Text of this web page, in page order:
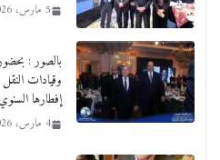
5 مارس، 2026
بالصور :
وقيادات
إفطارها السنوي
4 مارس، 2026